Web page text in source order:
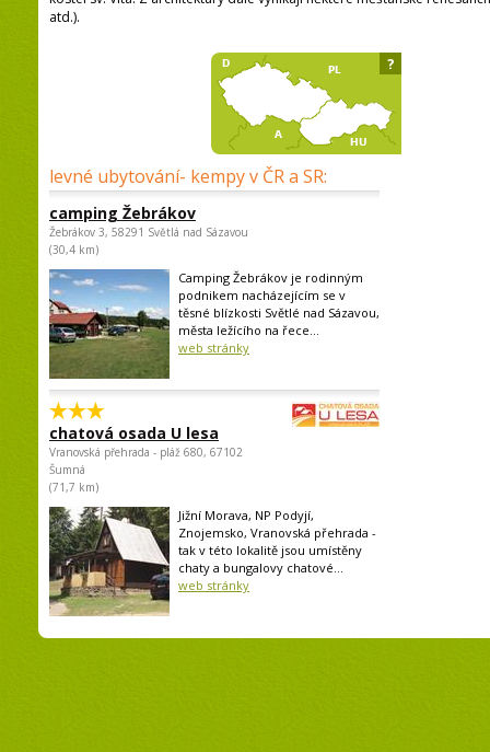
atd.).
levné ubytování- kempy v ČR a SR:
camping Žebrákov
Žebrákov 3, 58291 Světlá nad Sázavou
(30,4 km)
Camping Žebrákov je rodinným
podnikem nacházejícím se v
těsné blízkosti Světlé nad Sázavou,
města ležícího na řece...
web stránky
chatová osada U lesa
Vranovská přehrada - pláž 680, 67102
Šumná
(71,7 km)
Jižní Morava, NP Podyjí,
Znojemsko, Vranovská přehrada -
tak v této lokalitě jsou umístěny
chaty a bungalovy chatové...
web stránky
?